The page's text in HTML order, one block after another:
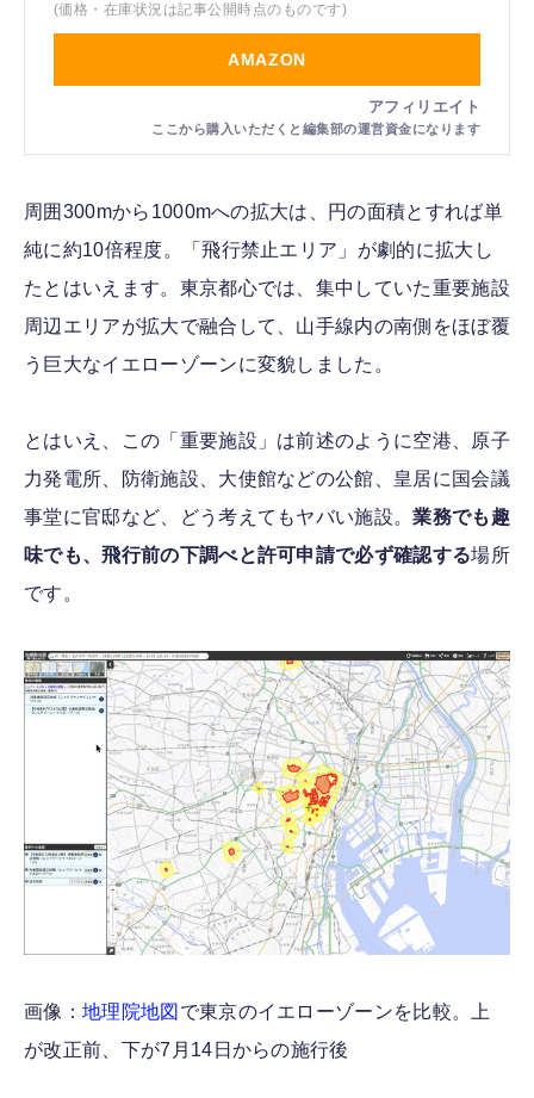
(価格・在庫状況は記事公開時点のものです)
AMAZON
周囲300mから1000mへの拡大は、円の面積とすれば単
純に約10倍程度。「飛行禁止エリア」が劇的に拡大し
たとはいえます。東京都心では、集中していた重要施設
周辺エリアが拡大で融合して、山手線内の南側をほぼ覆
う巨大なイエローゾーンに変貌しました。
とはいえ、この「重要施設」は前述のように空港、原子
力発電所、防衛施設、大使館などの公館、皇居に国会議
事堂に官邸など、どう考えてもヤバい施設。業務でも趣
味でも、飛行前の下調べと許可申請で必ず確認する場所
です。
画像： 地理院地図 で東京のイエローゾーンを比較。上
が改正前、下が7月14日からの施行後